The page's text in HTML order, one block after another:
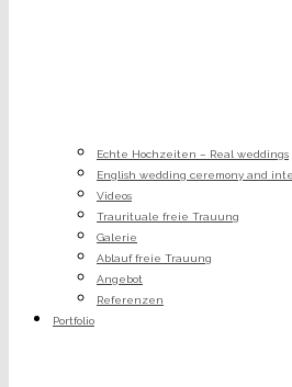
Echte Hochzeiten – Real weddings
English wedding ceremony and
Videos
Traurituale freie Trauung
Galerie
Ablauf freie Trauung
Angebot
Referenzen
Portfolio